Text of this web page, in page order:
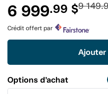
pour
ce
produit.
Lien
vers
page.
6 999.99 $9
Crédit offert par
Ajouter
Options d’achat